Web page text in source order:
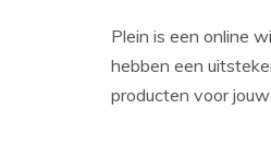
Plein is een online
hebben een
producten voor